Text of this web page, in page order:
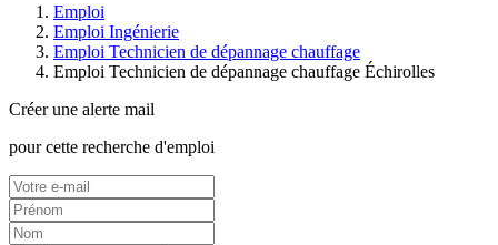
Emploi
Emploi Ingénierie
Emploi Technicien de dépannage chauffage
Emploi Technicien de dépannage chauffage Échirolles
Créer une alerte mail
pour cette recherche d'emploi